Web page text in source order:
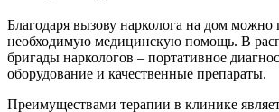
Благодаря вызову нарколога на дом можно
необходимую медицинскую помощь. В
бригады наркологов – портативное
оборудование и качественные препараты.
Преимуществами терапии в клинике